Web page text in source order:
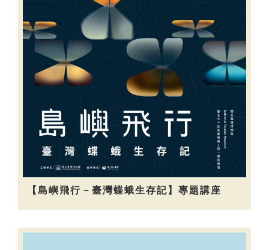
【島嶼飛行－臺灣蝶蛾生存記】專題講座